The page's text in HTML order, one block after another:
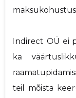
Indirect OÜ ei
ka
teil mõista